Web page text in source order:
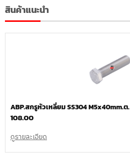
สินค้าแนะนำ
ABP.สกรูหัวเหลี่ยม SS304 M5x40mm.ต.
108.00
ดูรายละเอียด